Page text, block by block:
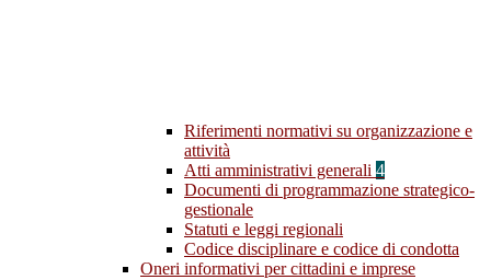
Riferimenti normativi su organizzazione e
attività
Atti amministrativi generali 4
Documenti di programmazione strategico-
gestionale
Statuti e leggi regionali
Codice disciplinare e codice di condotta
Oneri informativi per cittadini e imprese